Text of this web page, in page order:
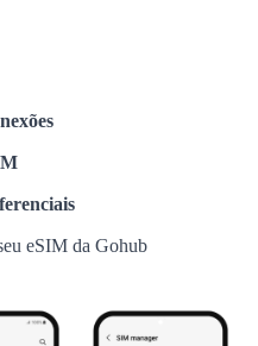
eSIM da Gohub